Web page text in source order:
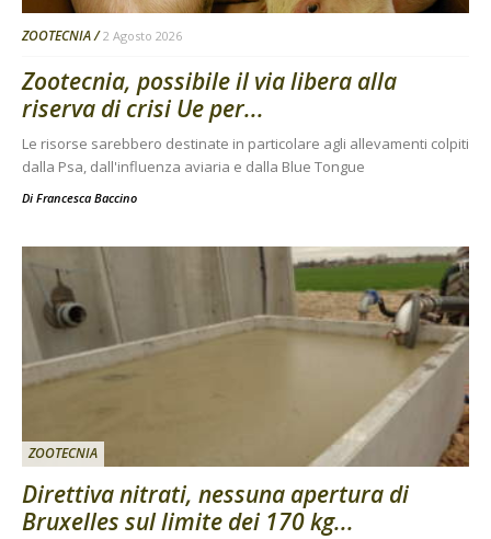
ZOOTECNIA 2 Agosto 2026
Zootecnia, possibile il via libera alla
riserva di crisi Ue per...
Le risorse sarebbero destinate in particolare agli allevamenti colpiti
dalla Psa, dall'influenza aviaria e dalla Blue Tongue
Di Francesca Baccino
ZOOTECNIA
Direttiva nitrati, nessuna apertura di
Bruxelles sul limite dei 170 kg...